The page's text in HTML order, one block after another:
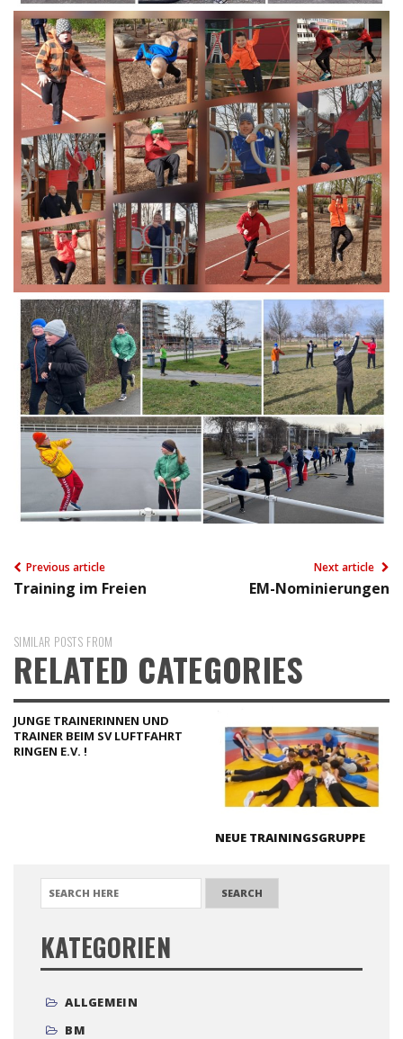
Previous article
Training im Freien
Next article
EM-Nominierungen
SIMILAR POSTS FROM
RELATED CATEGORIES
JUNGE TRAINERINNEN UND
TRAINER BEIM SV LUFTFAHRT
RINGEN E.V. !
NEUE TRAININGSGRUPPE
SEARCH FOR:
KATEGORIEN
ALLGEMEIN
BM